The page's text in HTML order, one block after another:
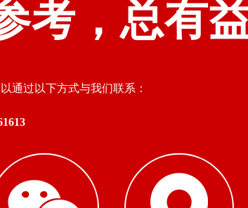
考，总有
通过以下方式与我们联系：